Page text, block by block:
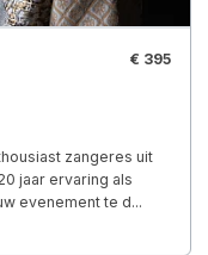
€ 395
zangeres uit
jaar ervaring als
evenement te d...